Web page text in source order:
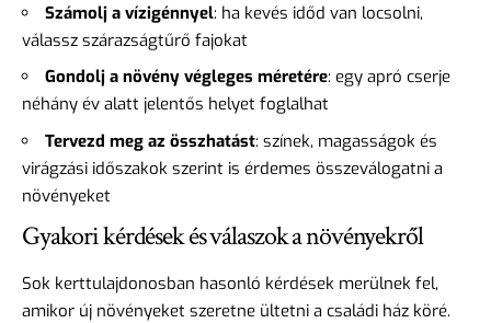
Számolj a vízigénnyel: ha kevés időd van locsolni,
válassz szárazságtűrő fajokat
Gondolj a növény végleges méretére: egy apró cserje
néhány év alatt jelentős helyet foglalhat
Tervezd meg az összhatást: színek, magasságok és
virágzási időszakok szerint is érdemes összeválogatni a
növényeket
Gyakori kérdések és válaszok a növényekről
Sok kerttulajdonosban hasonló kérdések merülnek fel,
amikor új növényeket szeretne ültetni a családi ház köré.